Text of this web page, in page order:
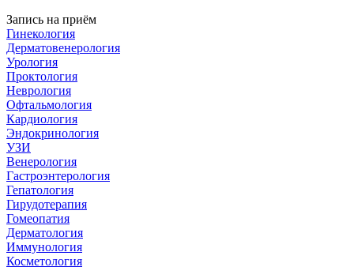
Запись на приём
Гинекология
Дерматовенерология
Урология
Проктология
Неврология
Офтальмология
Кардиология
Эндокринология
УЗИ
Венерология
Гастроэнтерология
Гепатология
Гирудотерапия
Гомеопатия
Дерматология
Иммунология
Косметология